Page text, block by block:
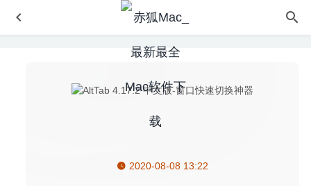
2020-08-08 13:22
Typora 0.9.9.34.1 中文版-非常简洁的markdown编辑器